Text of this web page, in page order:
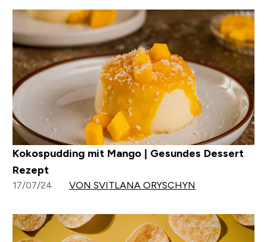
Kokospudding mit Mango | Gesundes Dessert
Rezept
17/07/24 VON SVITLANA ORYSCHYN